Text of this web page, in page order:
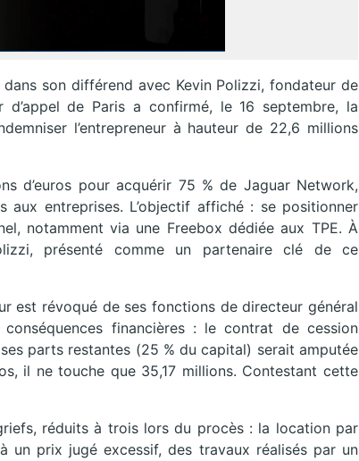
son différend avec Kevin Polizzi, fondateur de
de Paris a confirmé, le 16 septembre, la
l’entrepreneur à hauteur de 22,6 millions
d’euros pour acquérir 75 % de Jaguar Network,
aux entreprises. L’objectif affiché : se positionner
notamment via une Freebox dédiée aux TPE. À
présenté comme un partenaire clé de ce
est révoqué de ses fonctions de directeur général
financières : le contrat de cession
parts restantes (25 % du capital) serait amputée
il ne touche que 35,17 millions. Contestant cette
réduits à trois lors du procès : la location par
un prix jugé excessif, des travaux réalisés par un